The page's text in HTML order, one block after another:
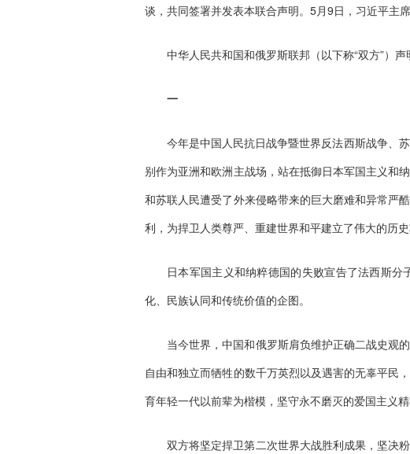
谈，共同签署并发表本联合声明。5月9日，习近平主
中华人民共和国和俄罗斯联邦（以下称“双方”）声
一
今年是中国人民抗日战争暨世界反法西斯战争、
别作为亚洲和欧洲主战场，站在抵御日本军国主义和
和苏联人民遭受了外来侵略带来的巨大磨难和异常严
利，为捍卫人类尊严、重建世界和平建立了伟大的历史
日本军国主义和纳粹德国的失败宣告了法西斯
化、民族认同和传统价值的企图。
当今世界，中国和俄罗斯肩负维护正确二战史观
自由和独立而牺牲的数千万英烈以及遇害的无辜平民
育年轻一代以前辈为楷模，坚守永不磨灭的爱国主义
双方将坚定捍卫第二次世界大战胜利成果，坚决